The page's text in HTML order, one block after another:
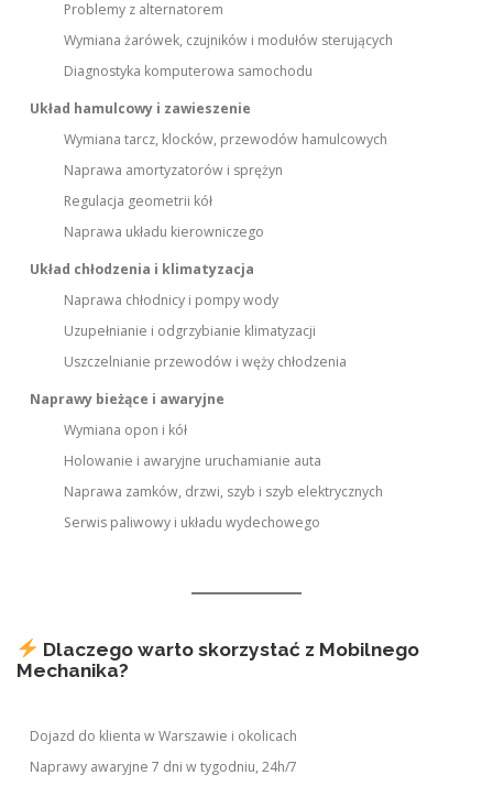
Problemy z alternatorem
Wymiana żarówek, czujników i modułów sterujących
Diagnostyka komputerowa samochodu
Układ hamulcowy i zawieszenie
Wymiana tarcz, klocków, przewodów hamulcowych
Naprawa amortyzatorów i sprężyn
Regulacja geometrii kół
Naprawa układu kierowniczego
Układ chłodzenia i klimatyzacja
Naprawa chłodnicy i pompy wody
Uzupełnianie i odgrzybianie klimatyzacji
Uszczelnianie przewodów i węży chłodzenia
Naprawy bieżące i awaryjne
Wymiana opon i kół
Holowanie i awaryjne uruchamianie auta
Naprawa zamków, drzwi, szyb i szyb elektrycznych
Serwis paliwowy i układu wydechowego
Dlaczego warto skorzystać z Mobilnego
Mechanika?
Dojazd do klienta w Warszawie i okolicach
Naprawy awaryjne 7 dni w tygodniu, 24h/7